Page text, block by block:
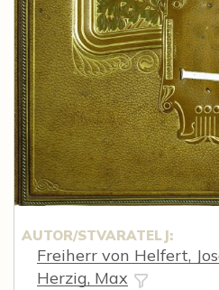
AUTOR/STVARATELJ:
Freiherr von Helfert,
Herzig, Max